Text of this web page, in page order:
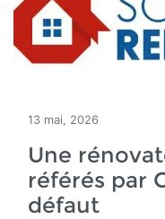
13 mai, 2026
Une
référés par
défaut